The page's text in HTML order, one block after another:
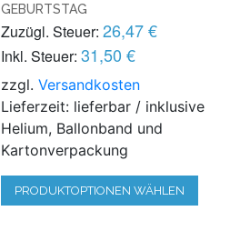
GEBURTSTAG
Zuzügl. Steuer: 26,47 €
Inkl. Steuer: 31,50 €
zzgl.Versandkosten
Lieferzeit: lieferbar / inklusive
Helium, Ballonband und
Kartonverpackung
PRODUKTOPTIONEN WÄHLEN